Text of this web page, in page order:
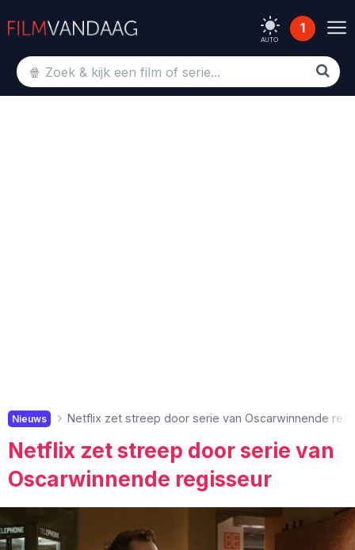
AUTO
1
Nieuws Netflix zet streep door serie van Oscarwinnende
Netflix zet streep door serie van
Oscarwinnende regisseur